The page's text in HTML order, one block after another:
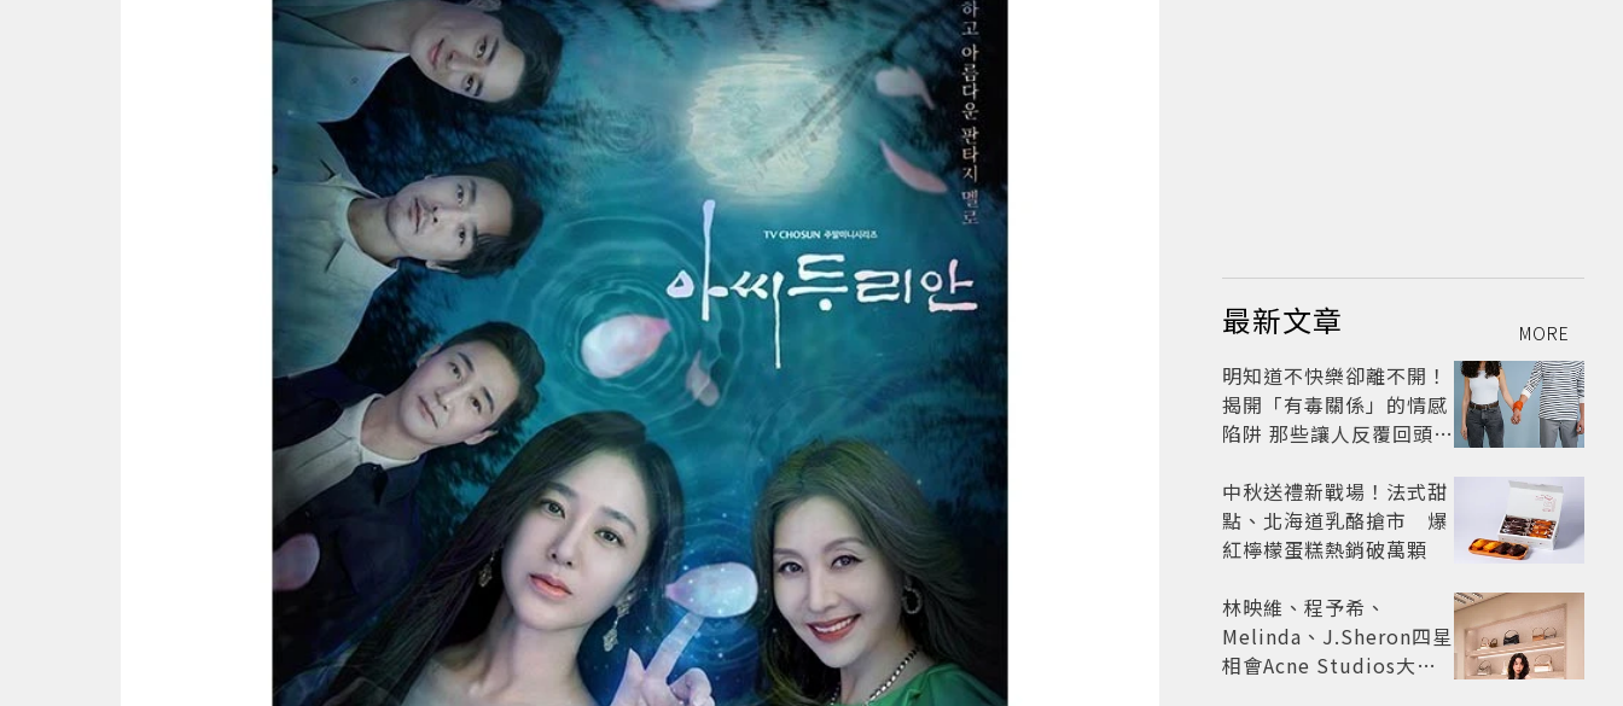
最新文章 MORE
明知道不快樂卻離不開！
揭開「有毒關係」的情感
陷阱 那些讓人反覆回頭的
戒？
中秋送禮新戰場！法式甜
點、北海道乳酪搶市 爆
紅檸檬蛋糕熱銷破萬顆
林映維、程予希、
Melinda、J.Sheron四星
相會Acne Studios大曬